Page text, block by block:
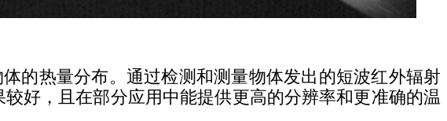
热量分布。通过检测和测量物体发出的短波红外辐射
好，且在部分应用中能提供更高的分辨率和更准确的温